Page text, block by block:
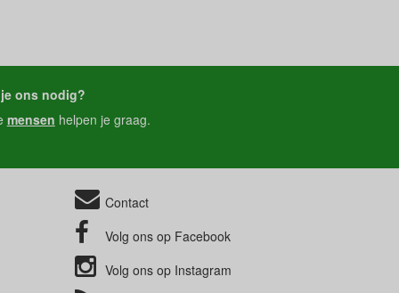
ons nodig?
mensen helpen je graag.
Contact
Volg ons op Facebook
Volg ons op Instagram